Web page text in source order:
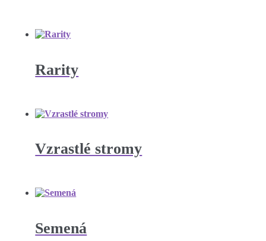
Rarity
Vzrastlé stromy
Semená